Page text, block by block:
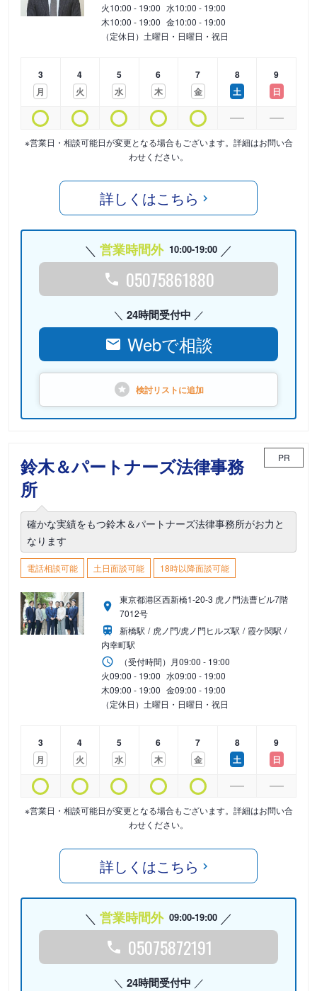
火10:00 - 19:00 水10:00 - 19:00
木10:00 - 19:00 金10:00 - 19:00
（定休日）土曜日・日曜日・祝日
3
月
4
火
5
水
6
木
7
金
8
土
9
日
※営業日・相談可能日が変更となる場合もございます。詳細はお問い合
わせください。
詳しくはこちら
営業時間外 10:00-19:00
05075861880
24時間受付中
Webで相談
検討リストに追加
鈴木＆パートナーズ法律事務
所
PR
確かな実績をもつ鈴木＆パートナーズ法律事務所がお力と
なります
電話相談可能 土日面談可能 18時以降面談可能
東京都港区西新橋1-20-3 虎ノ門法曹ビル7階
7012号
新橋駅
虎ノ門/虎ノ門ヒルズ駅
霞ケ関駅
内幸町駅
（受付時間） 月09:00 - 19:00
火09:00 - 19:00 水09:00 - 19:00
木09:00 - 19:00 金09:00 - 19:00
（定休日）土曜日・日曜日・祝日
3
月
4
火
5
水
6
木
7
金
8
土
9
日
※営業日・相談可能日が変更となる場合もございます。詳細はお問い合
わせください。
詳しくはこちら
営業時間外 09:00-19:00
05075872191
24時間受付中